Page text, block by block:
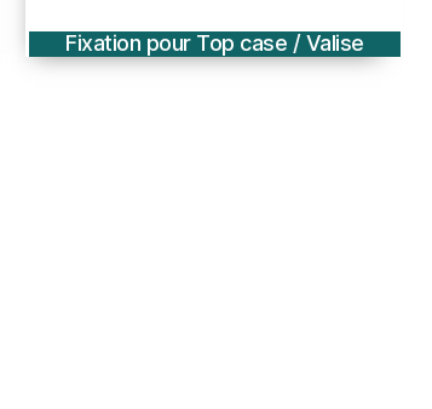
Fixation pour Top case / Valise